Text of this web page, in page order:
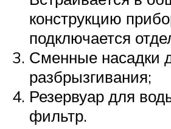
конструкцию
подключается
Сменные насадки
разбрызгивания;
Резервуар для
фильтр.